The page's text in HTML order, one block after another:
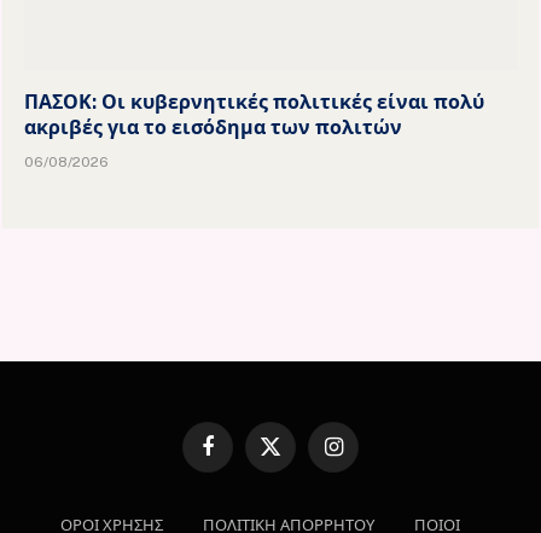
ΠΑΣΟΚ: Οι κυβερνητικές πολιτικές είναι πολύ
ακριβές για το εισόδημα των πολιτών
06/08/2026
Facebook
X
Instagram
ΟΡΟΙ ΧΡΗΣΗΣ ΠΟΛΙΤΙΚΗ ΑΠΟΡΡΗΤΟΥ ΠΟΙΟΙ